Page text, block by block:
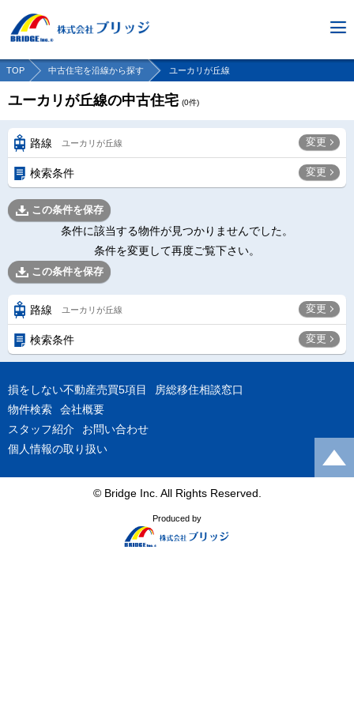
TOP 中古住宅を沿線から探す ユーカリが丘線
ユーカリが丘線の中古住宅 (0件)
路線 ユーカリが丘線 変更
検索条件 変更
この条件を保存
条件に該当する物件が見つかりませんでした。
条件を変更して再度ご覧下さい。
この条件を保存
路線 ユーカリが丘線 変更
検索条件 変更
損をしない不動産売買5項目
房総移住相談窓口
物件検索
会社概要
スタッフ紹介
お問い合わせ
個人情報の取り扱い
© Bridge Inc. All Rights Reserved.
Produced by